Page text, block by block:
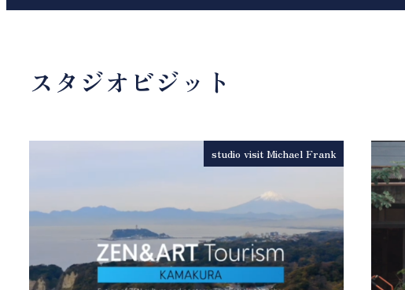
ツ
スタジオビジット
studio visit Michael Frank